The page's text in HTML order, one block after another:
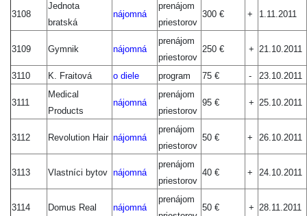
3108
Jednota
bratská
nájomná
prenájom
priestorov
300 € + 1.11.2011
3109 Gymnik nájomná
prenájom
priestorov
250 € + 21.10.2011
3110 K. Fraitová o diele program 75 € - 23.10.2011
3111
Medical
Products
nájomná
prenájom
priestorov
95 € + 25.10.2011
3112 Revolution Hair nájomná
prenájom
priestorov
50 € + 26.10.2011
3113 Vlastníci bytov nájomná
prenájom
priestorov
40 € + 24.10.2011
3114 Domus Real nájomná
prenájom
50 € + 28.11.2011